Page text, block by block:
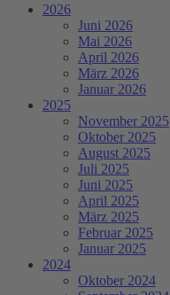
2026
Juni 2026
Mai 2026
April 2026
März 2026
Januar 2026
2025
November 2025
Oktober 2025
August 2025
Juli 2025
Juni 2025
April 2025
März 2025
Februar 2025
Januar 2025
2024
Oktober 2024